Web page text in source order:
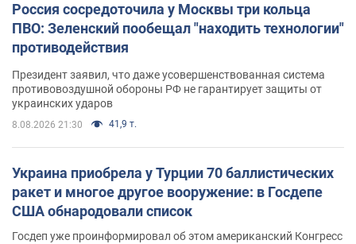
Россия сосредоточила у Москвы три кольца
ПВО: Зеленский пообещал "находить технологии"
противодействия
Президент заявил, что даже усовершенствованная система
противовоздушной обороны РФ не гарантирует защиты от
украинских ударов
8.08.2026 21:30 41,9 т.
Украина приобрела у Турции 70 баллистических
ракет и многое другое вооружение: в Госдепе
США обнародовали список
Госдеп уже проинформировал об этом американский Конгресс